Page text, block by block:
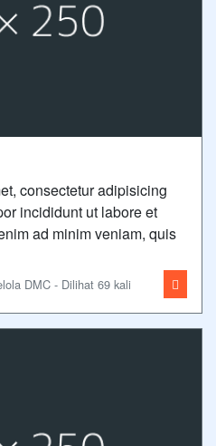
consectetur adipisicing
incididunt ut labore et
ad minim veniam, quis
DMC - Dilihat 69 kali